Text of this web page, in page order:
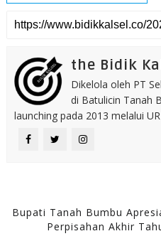
the Bidik
Dikelola oleh PT
di Batulicin Tanah
launching pada 2013 melalui
Bupati Tanah Bumbu
Perpisahan Akhir